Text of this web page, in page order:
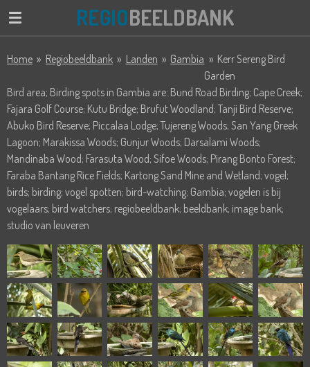
Ga
de
REGIOBEELDBANK
Home » Regiobeeldbank » Landen » Gambia » Kerr Sereng Bird
Garden
Bird area; Birding spots in Gambia are: Bund Road Birding; Cape Creek;
Fajara Golf Course; Kutu Bridge; Brufut Woodland; Tanji Bird Reserve;
Abuko Bird Reserve; Piccalaa Lodge; Tujereng Woods; San Yang Greek
Lagoon; Marakissa Woods; Gunjur Woods; Darsalami Woods;
Mandinaba Wood; Farasuta Wood; Sifoe Woods; Pirang Bonto Forest;
Faraba Bantang Rice Fields; Kartong Sand Mine and Wetland; vogel;
birds; birding; vogel spotten; bird-watching; Gambia; vogelen is bij
vogelaars; bird watchers; regiobeeldbank; beeldbank; image bank;
studio van leuveren